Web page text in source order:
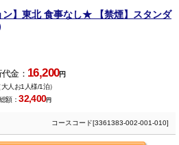
ン】東北 食事なし★ 【禁煙】スタンダ
金： 16,200円
大人お1人様/1泊）
総額：32,400円
コースコード[3361383-002-001-010]